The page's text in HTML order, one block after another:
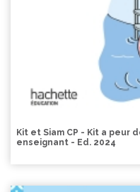
Kit et Siam CP - Kit a peur
enseignant - Ed. 2024